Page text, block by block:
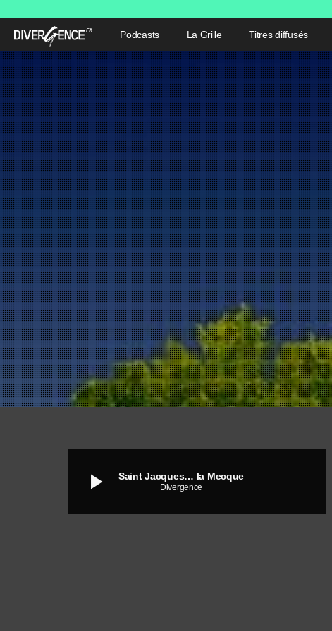
Podcasts La Grille Titres diffusés
play_arrow Saint Jacques… la Mecque
Divergence